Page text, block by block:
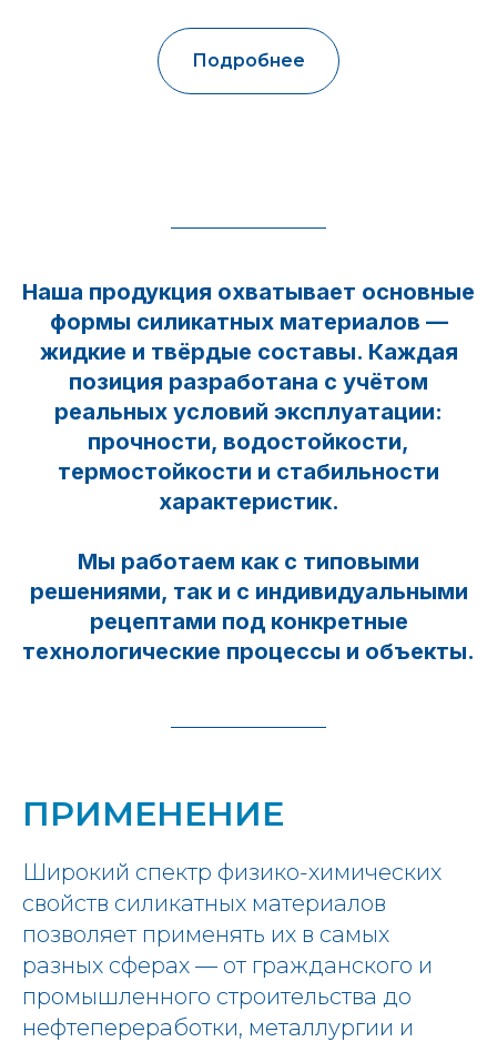
Подробнее
Наша продукция охватывает основные
формы силикатных материалов —
жидкие и твёрдые составы. Каждая
позиция разработана с учётом
реальных условий эксплуатации:
прочности, водостойкости,
термостойкости и стабильности
характеристик.
Мы работаем как с типовыми
решениями, так и с индивидуальными
рецептами под конкретные
технологические процессы и объекты.
ПРИМЕНЕНИЕ
Широкий спектр физико-химических
свойств силикатных материалов
позволяет применять их в самых
разных сферах — от гражданского и
промышленного строительства до
нефтепереработки, металлургии и